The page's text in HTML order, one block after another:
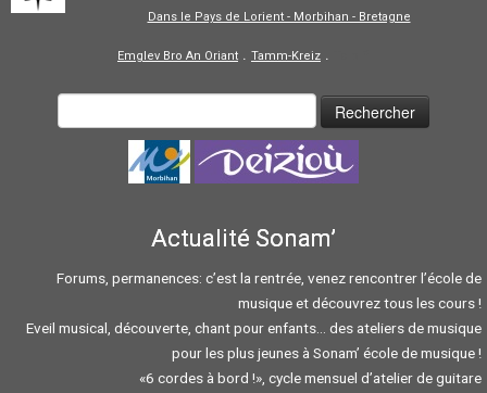
Dans le Pays de Lorient - Morbihan - Bretagne
Emglev Bro An Oriant . Tamm-Kreiz .
Actualité Sonam’
Forums, permanences: c’est la rentrée, venez rencontrer l’école de
musique et découvrez tous les cours !
Eveil musical, découverte, chant pour enfants… des ateliers de musique
pour les plus jeunes à Sonam’ école de musique !
«6 cordes à bord !», cycle mensuel d’atelier de guitare